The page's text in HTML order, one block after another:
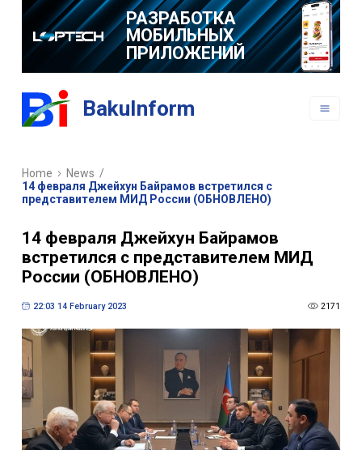
РАЗРАБОТКА
МОБИЛЬНЫХ
ПРИЛОЖЕНИЙ
BakuInform
Home News /
14 февраля Джейхун Байрамов встретился с
представителем МИД России (ОБНОВЛЕНО)
14 февраля Джейхун Байрамов
встретился с представителем МИД
России (ОБНОВЛЕНО)
22:03 14 February 2023 2171